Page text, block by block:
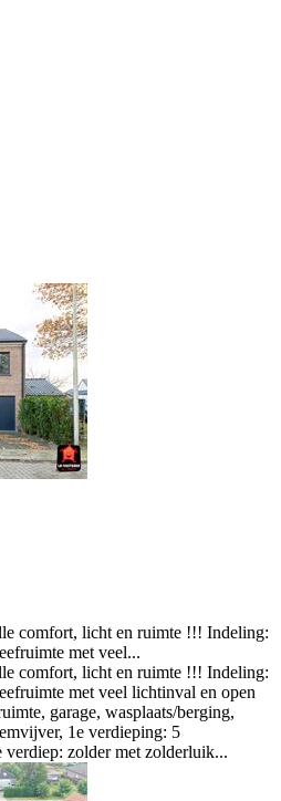
comfort, licht en ruimte !!! Indeling:
met veel...
comfort, licht en ruimte !!! Indeling:
met veel lichtinval en open
garage, wasplaats/berging,
1e verdieping: 5
verdiep: zolder met zolderluik...